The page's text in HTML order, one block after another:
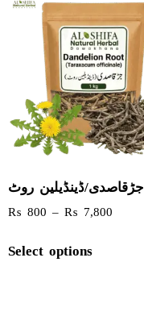
جڑقاصدی/ڈینڈیلین روٹ
₨ 800 – ₨ 7,800
Select options